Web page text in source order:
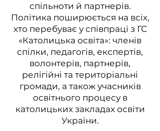
спільноти й партнерів.
Політика поширюється на всіх,
хто перебуває у співпраці з ГС
«Католицька освіта»: членів
спілки, педагогів, експертів,
волонтерів, партнерів,
релігійні та територіальні
громади, а також учасників
освітнього процесу в
католицьких закладах освіти
України.